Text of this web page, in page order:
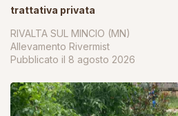
trattativa privata
RIVALTA SUL MINCIO (MN)
Allevamento Rivermist
Pubblicato il 8 agosto 2026